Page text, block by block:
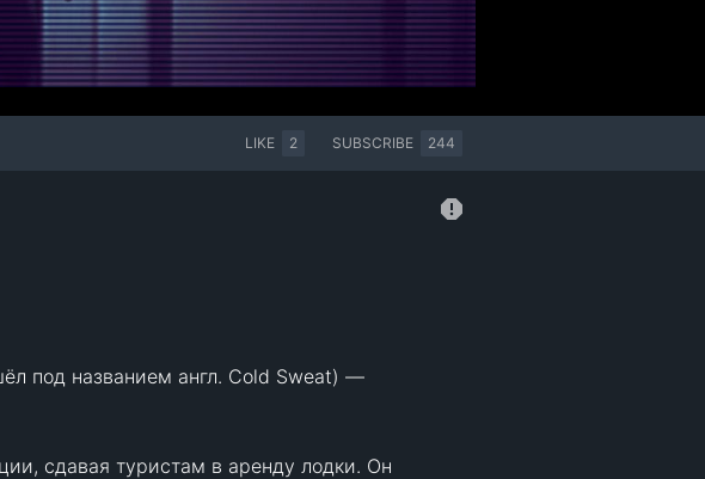
LIKE 2 SUBSCRIBE 244
под названием англ. Cold Sweat) —
сдавая туристам в аренду лодки. Он